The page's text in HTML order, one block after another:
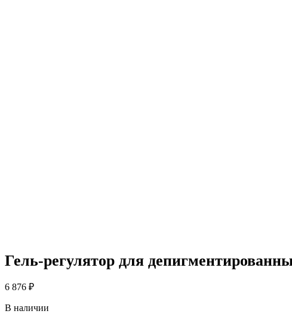
Гель-регулятор для
6 876 ₽
В наличии